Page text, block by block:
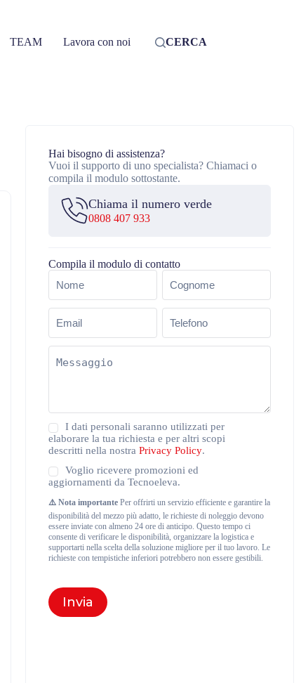
TEAM Lavora con noi CERCA
Hai bisogno di assistenza?
Vuoi il supporto di uno specialista? Chiamaci o
compila il modulo sottostante.
Chiama il numero verde
0808 407 933
Compila il modulo di contatto
Nome
Email Telefono
Messaggio
Privacy
Policy(Obbligatorio)
I dati personali saranno utilizzati per
elaborare la tua richiesta e per altri scopi
descritti nella nostra Privacy Policy.
Newsletter
Voglio ricevere promozioni ed
aggiornamenti da Tecnoeleva.
⚠️ Nota importante Per offrirti un servizio efficiente e garantire la
disponibilità del mezzo più adatto, le richieste di noleggio devono
essere inviate con almeno 24 ore di anticipo. Questo tempo ci
consente di verificare le disponibilità, organizzare la logistica e
supportarti nella scelta della soluzione migliore per il tuo lavoro. Le
richieste con tempistiche inferiori potrebbero non essere gestibili.
Invia